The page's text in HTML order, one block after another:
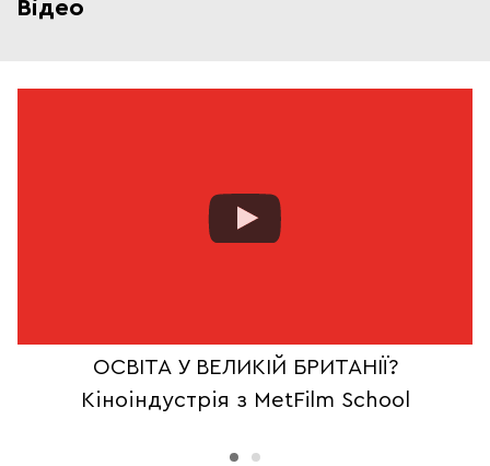
Відео
ОСВІТА У ВЕЛИКІЙ БРИТАНІЇ?
Кіноіндустрія з MetFilm School